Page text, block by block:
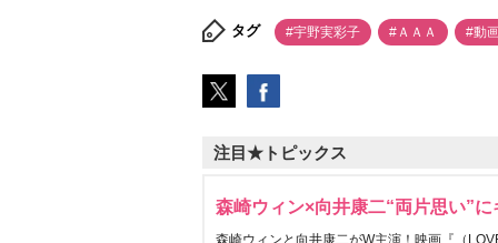
タグ #宇野実彩子 #ＡＡＡ #動
注目★トピックス
森崎ウィン×向井康二“両片思い”
森崎ウィンと向井康二がW主演！映画『（